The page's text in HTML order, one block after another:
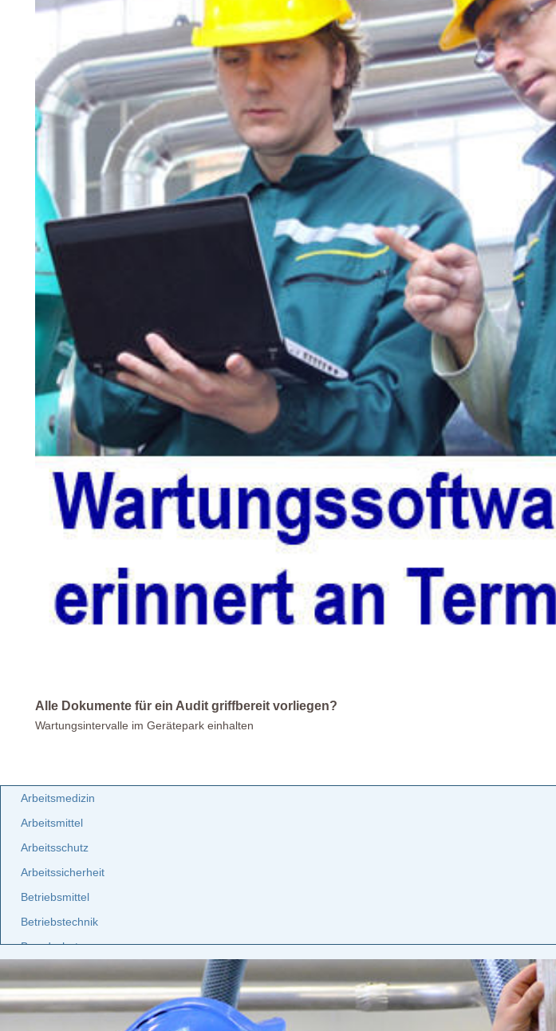
Alle Dokumente für ein Audit griffbereit vorliegen?
Wartungsintervalle im Gerätepark einhalten
Arbeitsmedizin
Arbeitsmittel
Arbeitsschutz
Arbeitssicherheit
Betriebsmittel
Betriebstechnik
Brandschutz
Elektro
Facility Management